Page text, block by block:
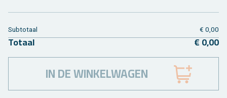
Sub­to­taal € 0,00
To­taal € 0,00
IN DE WINKELWAGEN